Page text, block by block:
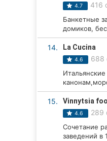
4.7 416
Банкетные
домиков,
14. La Cucina
4.6 688
15. Vinnytsia
4.6 289
Сочетание
заведений в